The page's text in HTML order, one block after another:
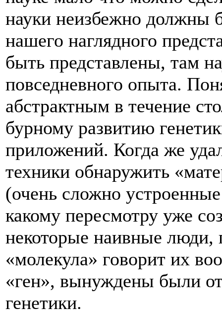
науки неизбежно должны
нашего наглядного
быть представлены, там
повседневного опыта.
абстрактным в течение
бурному развитию
приложений. Когда же
техники обнаружить
(очень сложно
какому пересмотру уже
некоторые наивные люди,
«молекула» говорит их
«ген», вынуждены были
генетики.